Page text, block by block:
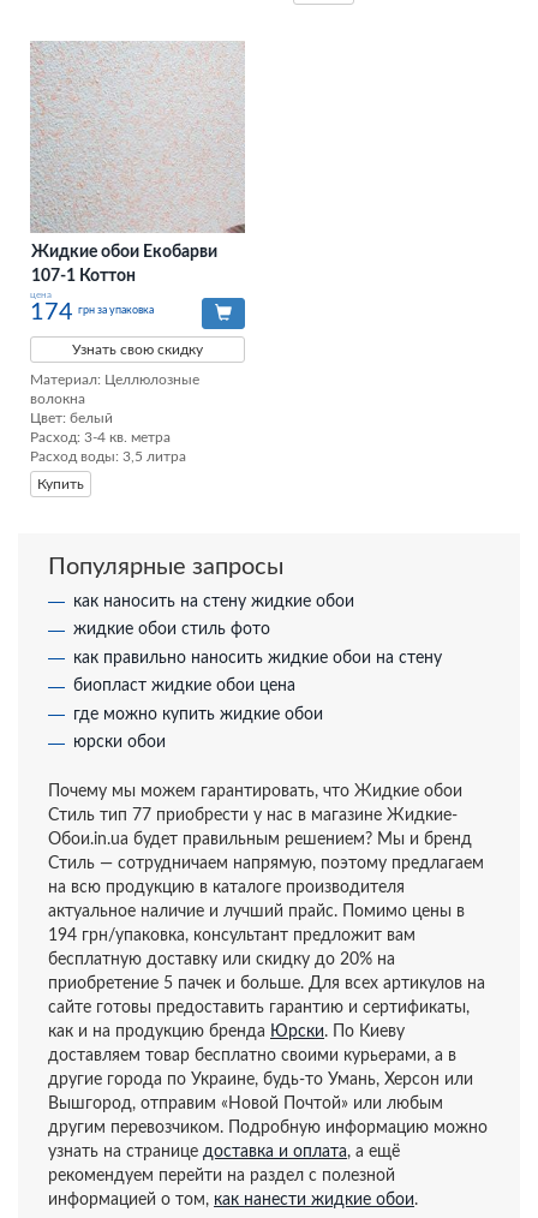
Жидкие обои Екобарви
107-1 Коттон
цена
174 грн за упаковка
Узнать свою скидку
Материал: Целлюлозные
волокна
Цвет: белый
Расход: 3-4 кв. метра
Расход воды: 3,5 литра
Купить
Популярные запросы
как наносить на стену жидкие обои
жидкие обои стиль фото
как правильно наносить жидкие обои на стену
биопласт жидкие обои цена
где можно купить жидкие обои
юрски обои
Почему мы можем гарантировать, что Жидкие обои
Стиль тип 77 приобрести у нас в магазине Жидкие-
Обои.in.ua будет правильным решением? Мы и бренд
Стиль — сотрудничаем напрямую, поэтому предлагаем
на всю продукцию в каталоге производителя
актуальное наличие и лучший прайс. Помимо цены в
194 грн/упаковка, консультант предложит вам
бесплатную доставку или скидку до 20% на
приобретение 5 пачек и больше. Для всех артикулов на
сайте готовы предоставить гарантию и сертификаты,
как и на продукцию бренда Юрски. По Киеву
доставляем товар бесплатно своими курьерами, а в
другие города по Украине, будь-то Умань, Херсон или
Вышгород, отправим «Новой Почтой» или любым
другим перевозчиком. Подробную информацию можно
узнать на странице доставка и оплата, а ещё
рекомендуем перейти на раздел с полезной
информацией о том, как нанести жидкие обои.